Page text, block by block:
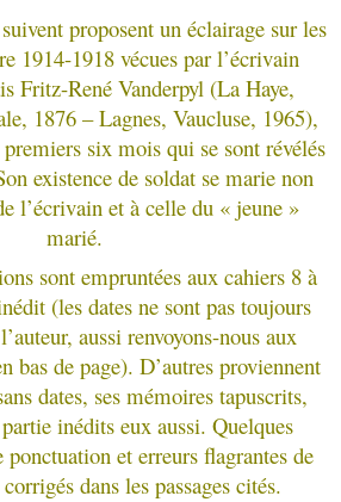
proposent un éclairage sur les
1914-1918 vécues par l’écrivain
Fritz-René Vanderpyl (La Haye,
1876 – Lagnes, Vaucluse, 1965),
six mois qui se sont révélés
existence de soldat se marie non
l’écrivain et à celle du « jeune »
marié.
sont empruntées aux cahiers 8 à
(les dates ne sont pas toujours
aussi renvoyons-nous aux
bas de page). D’autres proviennent
dates, ses mémoires tapuscrits,
inédits eux aussi. Quelques
et erreurs flagrantes de
dans les passages cités.